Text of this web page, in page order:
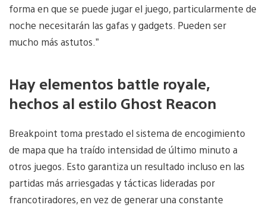
forma en que se puede jugar el juego, particularmente de
noche necesitarán las gafas y gadgets. Pueden ser
mucho más astutos.”
Hay elementos battle royale,
hechos al estilo Ghost Reacon
Breakpoint toma prestado el sistema de encogimiento
de mapa que ha traído intensidad de último minuto a
otros juegos. Esto garantiza un resultado incluso en las
partidas más arriesgadas y tácticas lideradas por
francotiradores, en vez de generar una constante